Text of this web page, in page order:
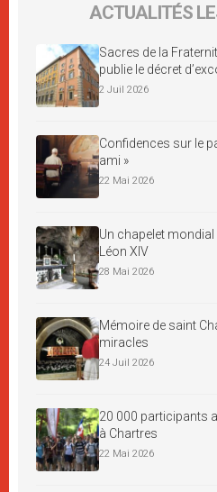
ACTUALITÉS
Sacres de la
publie le décret
2 Juil 2026
Confidences sur le
ami »
22 Mai 2026
Un chapelet
Léon XIV
28 Mai 2026
Mémoire de saint
miracles
24 Juil 2026
20 000 participants
à Chartres
22 Mai 2026